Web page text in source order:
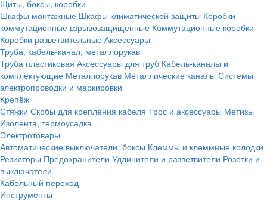
Щиты, боксы, коробки
Шкафы монтажные Шкафы климатической защиты Коробки
коммутационные взрывозащищенные Коммутационные коробки
Коробки разветвительные Аксессуары
Труба, кабель-канал, металлорукав
Труба пластиковая Аксессуары для труб Кабель-каналы и
комплектующие Металлорукав Металлические каналы Системы
электропроводки и маркировки
Крепёж
Стяжки Скобы для крепления кабеля Трос и аксессуары Метизы
Изолента, термоусадка
Электротовары
Автоматические выключатели, боксы Клеммы и клеммные колодки
Резисторы Предохранители Удлинители и разветвители Розетки и
выключатели
Кабельный переход
Инструменты